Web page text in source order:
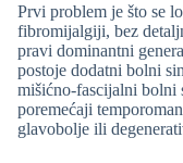
Prvi problem je što se
fibromijalgiji, bez
pravi dominantni
postoje dodatni bolni
mišićno-fascijalni bolni
poremećaji
glavobolje ili